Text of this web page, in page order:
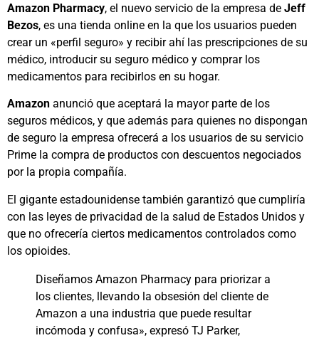
Amazon Pharmacy, el nuevo servicio de la empresa de Jeff
Bezos, es una tienda online en la que los usuarios pueden
crear un «perfil seguro» y recibir ahí las prescripciones de su
médico, introducir su seguro médico y comprar los
medicamentos para recibirlos en su hogar.
Amazon anunció que aceptará la mayor parte de los
seguros médicos, y que además para quienes no dispongan
de seguro la empresa ofrecerá a los usuarios de su servicio
Prime la compra de productos con descuentos negociados
por la propia compañía.
El gigante estadounidense también garantizó que cumpliría
con las leyes de privacidad de la salud de Estados Unidos y
que no ofrecería ciertos medicamentos controlados como
los opioides.
Diseñamos Amazon Pharmacy para priorizar a
los clientes, llevando la obsesión del cliente de
Amazon a una industria que puede resultar
incómoda y confusa», expresó TJ Parker,